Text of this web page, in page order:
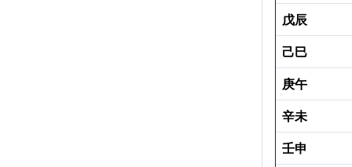
戊辰
己巳
庚午
辛未
壬申